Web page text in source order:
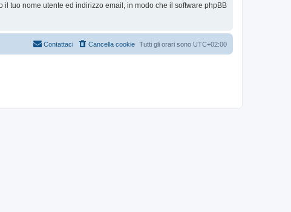
tuo nome utente ed indirizzo email, in modo che il software phpBB
Tutti gli orari sono UTC+02:00
Cancella cookie
Contattaci